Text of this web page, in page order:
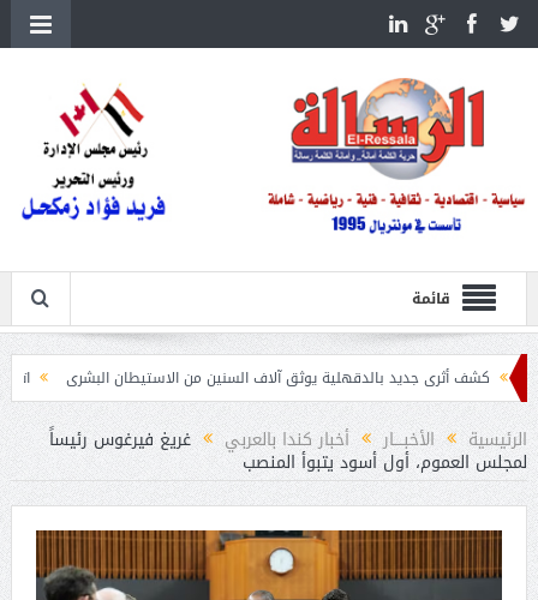
قائمة
جديد بالدقهلية يوثق آلاف السنين من الاستيطان البشرى اتحاد الكرة يطلب استضافة
الرئيسية الأخبــــار أخبار كندا بالعربي غريغ فيرغوس رئيساً
لمجلس العموم، أول أسود يتبوأ المنصب